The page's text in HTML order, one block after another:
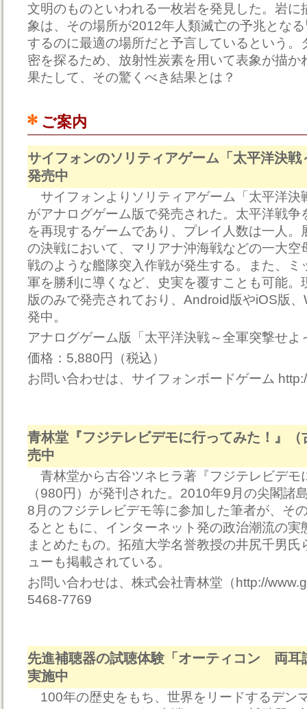
文明のものといわれる一枚岩を発見した。岩に
象は、その場所が2012年人類滅亡の予兆とな
するのに最適の場所だと予言しているという。
密を探るため、放射性炭素を用いて表象が描か
果たして、その驚くべき結果とは？
ご案内
サイフォンのソリティアゲーム「太平洋決
発売中
サイフォンよりソリティアゲーム「太平洋決
がアナログゲーム版で発売された。太平洋戦争
を再現するゲームであり、プレイ人数は一人。
の決戦において、マリアナ沖海戦などの一大空
戦のような艦隊突入作戦が発生する。また、ミ
軍を勝利に導くなど、史実を覆すことも可能。
版のみで発売されており、Android版やiOS版
発中。
アナログゲーム版「太平洋決戦～全軍突撃せよ
価格：5,880円（税込）
お問い合わせは、サイフォンボードゲーム
青林堂『フジテレビデモに行ってみた！』（
売中
青林堂から古谷ツネヒラ著『フジテレビデモ
（980円）が発刊された。2010年9月の尖閣諸
8月のフジテレビデモ等に参加した筆者が、そ
るとともに、インターネット発の政治潮流の実
まとめたもの。拓殖大学名誉教授の井尻千男
ューも掲載されている。
お問い合わせは、株式会社青林堂（http://
5468-7769
先進補聴器の試聴体験「オーティコン 両耳
実施中
100年の歴史をもち、世界をリードするデン